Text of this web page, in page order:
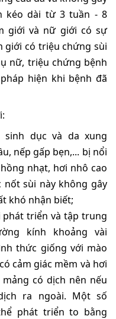
kéo dài từ 3 tuần - 8
giới và nữ giới có sự
giới có triệu chứng sùi
nữ, triệu chứng bệnh
hiện khi bệnh đã
sinh dục và da xung
nếp gấp bẹn,... bị nổi
nhạt, hơi nhô cao
nốt sùi này không gây
khó nhận biết;
phát triển và tập trung
kính khoảng vài
thức giống với mào
cảm giác mềm và hơi
có dịch nên nếu
ra ngoài. Một số
phát triển to bằng